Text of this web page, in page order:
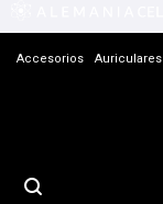
Accesorios Auriculares